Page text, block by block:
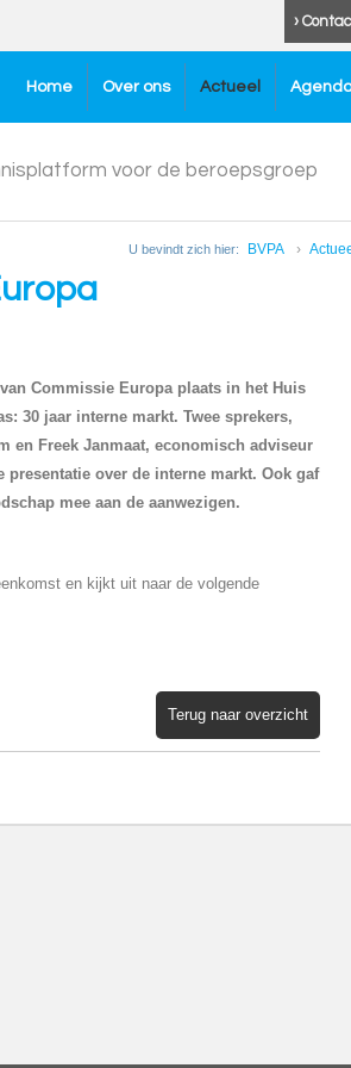
›
Home Over ons Actueel
voor de beroepsgroep
U bevindt zich hier: BVPA
Commissie Europa plaats in het Huis
30 jaar interne markt. Twee sprekers,
en Freek Janmaat, economisch adviseur
over de interne markt. Ook gaf
mee aan de aanwezigen.
en kijkt uit naar de volgende
Terug naar overzicht